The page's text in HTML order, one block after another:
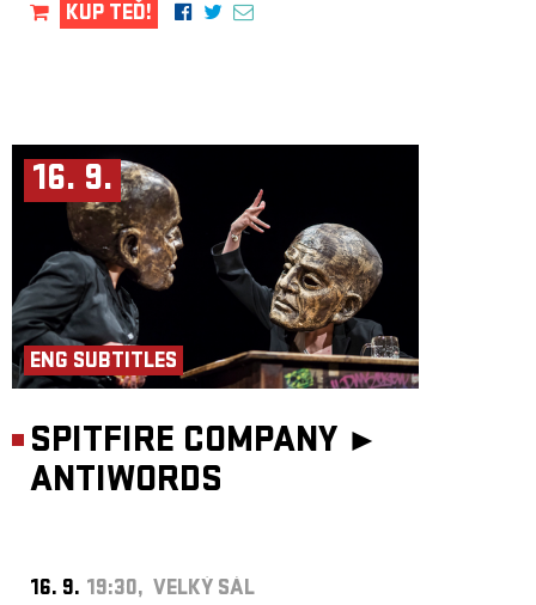
v klubu Na Chmelnici byly legendární. Písničky a hudba Garage jsou
založené na osobnosti zpěváka Tonyho Ducháčka, který je také autorem
Již přes 30 let vystupují hudebníci ze skupin Plastic People of the
Universe a Garage (v loňských letech omlazení o nové posily) ve
společném projektu, který je poctou undergroundové legendě – The
Velvet Underground, jedné z nejinspirativnějších kapel v historii hudby.
To nejlépe vystihují slova Briana Ena: „Prvního alba Velvet Underground
se prodalo jen deset tisíc kusů, ale každý, kdo si ho koupil, založil
kapelu.“ Při koncertu kultovních Velvet Underground Revival band
okusíte na vlastní kůži atmosféru přelomu 60. a 70. Let, uslyšíte všechny
známé hity Velvetů od hlukových stěn Heroinu po křehké Pale Blue
Eyes.
Velvet Underground Revival band jsou s Akropolí úzce spojeni, protože
to byli oni, kdo vystoupili na opravdu první akci v Akropoli ještě před
pozván Lou Reed, ten samozřejmě nepřijel, ale přijel jeden z prvních
producentů VU M.C. Kostek z USA, který přivezl staré dobové plakáty a
videa/filmy. Začala tak tradice přednovoročních koncertů Velvet
Underground Revival band 29.12. v Akropoli, která trvala až do r. 2019.
KUP TEĎ!
16. 9.
ENG SUBTITLES
SPITFIRE COMPANY ►
ANTIWORDS
16. 9. 19:30, VELKÝ SÁL